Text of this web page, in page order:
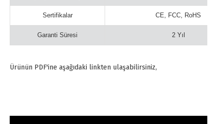
Sertifikalar CE, FCC, RoHS
Garanti Süresi 2 Yıl
Ürünün PDF'ine aşağıdaki linkten ulaşabilirsiniz,